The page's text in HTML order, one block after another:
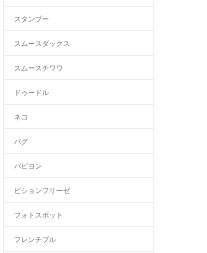
スタンプー
スムースダックス
スムースチワワ
ドゥードル
ネコ
パグ
パピヨン
ビションフリーゼ
フォトスポット
フレンチブル